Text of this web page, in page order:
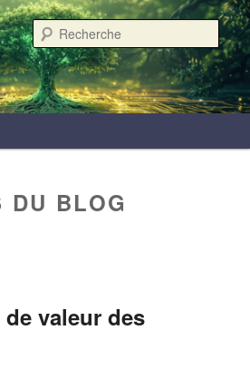
DU BLOG
valeur des